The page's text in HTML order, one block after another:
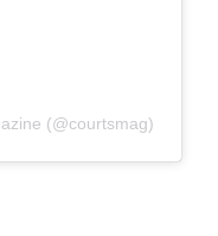
(@courtsmag)